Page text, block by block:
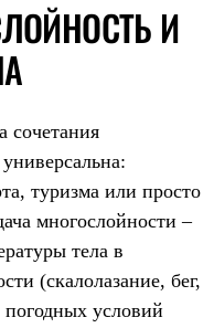
И
сочетания
туризма или просто
многослойности –
тела в
(скалолазание, бег,
условий